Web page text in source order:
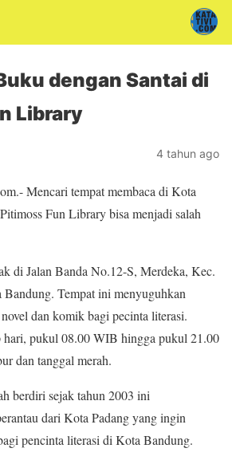
dengan Santai di
Library
4 tahun ago
Mencari tempat membaca di Kota
Fun Library bisa menjadi salah
di Jalan Banda No.12-S, Merdeka, Kec.
Tempat ini menyuguhkan
dan komik bagi pecinta literasi.
hari, pukul 08.00 WIB hingga pukul 21.00
dan tanggal merah.
berdiri sejak tahun 2003 ini
dari Kota Padang yang ingin
pencinta literasi di Kota Bandung.